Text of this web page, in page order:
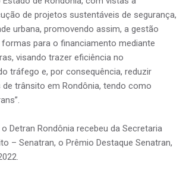
de projetos sustentáveis de segurança,
urbana, promovendo assim, a gestão
para o financiamento mediante
visando trazer eficiência no
tráfego e, por consequência, reduzir
trânsito em Rondônia, tendo como
Detran Rondônia recebeu da Secretaria
– Senatran, o Prêmio Destaque Senatran,